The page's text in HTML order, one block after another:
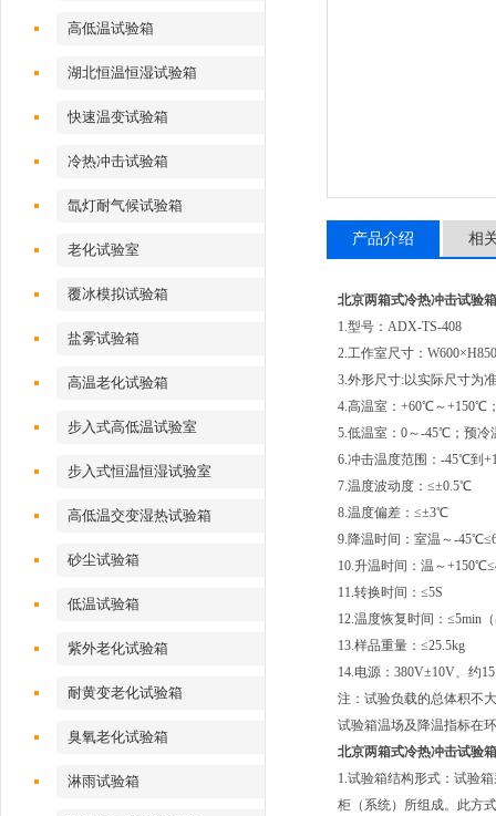
高低温试验箱
湖北恒温恒湿试验箱
快速温变试验箱
冷热冲击试验箱
氙灯耐气候试验箱
老化试验室
覆冰模拟试验箱
盐雾试验箱
高温老化试验箱
步入式高低温试验室
步入式恒温恒湿试验室
高低温交变湿热试验箱
砂尘试验箱
低温试验箱
紫外老化试验箱
耐黄变老化试验箱
臭氧老化试验箱
淋雨试验箱
产品介绍 相
北京两箱式冷热冲击试验
1.型号：ADX-TS-408
2.工作室尺寸：
3.外形尺寸:以实际尺寸为准
4.高温室：+60℃～+150℃
5.低温室：0～-45℃；预
6.冲击温度范围：-45℃到
7.温度波动度：≤±0.5℃
8.温度偏差：≤±3℃
9.降温时间：室温～-
10.升温时间：温～
11.转换时间：≤5S
12.温度恢复时间：≤5min
13.样品重量：≤25.5kg
14.电源：380V±10V、约
注：试验负载的总体积不
试验箱温场及降温指标在
北京两箱式冷热冲击试验
1.试验箱结构形式：试验
柜（系统）所组成。此方